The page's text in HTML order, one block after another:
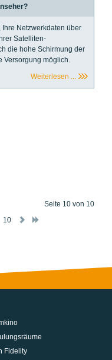
Netzwerkdaten über
Satelliten-
die hohe Schirmung der
möglich.
Weiterlesen ...
Seite 10 von 10
10
Fidelity